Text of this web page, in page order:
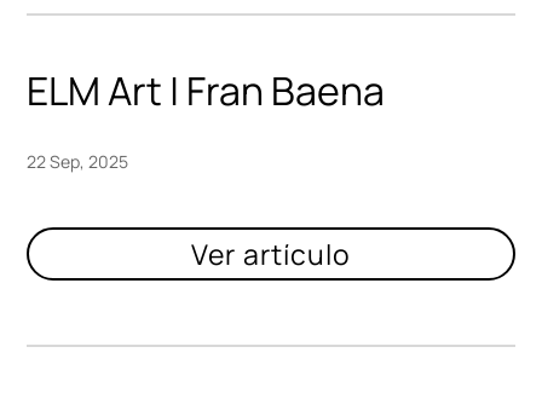
ELM Art | Fran Baena
22 Sep, 2025